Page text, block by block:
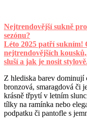
Nejtrendovější sukně
sezónu?
Léto 2025 patří sukním!
nejtrendovějších
sluší a jak je nosit
Z hlediska barev dominují
bronzová, smaragdová či
krásně třpytí v letním
tílky na ramínka nebo
podpatku či pantofle s